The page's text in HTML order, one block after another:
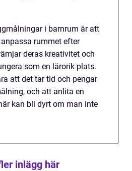
i barnrum är att
rummet efter
deras kreativitet och
som en lärorik plats.
att det tar tid och pengar
och att anlita en
kan bli dyrt om man inte
inlägg här